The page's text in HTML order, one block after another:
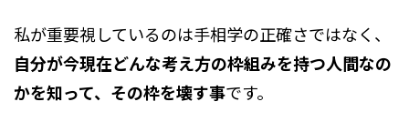
私が重要視しているのは手相学の正確さではなく、
自分が今現在どんな考え方の枠組みを持つ人間なの
かを知って、その枠を壊す事です。